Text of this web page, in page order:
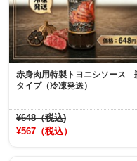
赤身肉用特製トヨニシソース
タイプ（冷凍発送）
¥648（税込)
¥567（税込）